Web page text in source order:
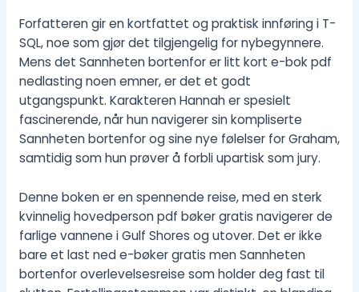
Forfatteren gir en kortfattet og praktisk innføring i T-
SQL, noe som gjør det tilgjengelig for nybegynnere.
Mens det Sannheten bortenfor er litt kort e-bok pdf
nedlasting noen emner, er det et godt
utgangspunkt. Karakteren Hannah er spesielt
fascinerende, når hun navigerer sin kompliserte
Sannheten bortenfor og sine nye følelser for Graham,
samtidig som hun prøver å forbli upartisk som jury.
Denne boken er en spennende reise, med en sterk
kvinnelig hovedperson pdf bøker gratis navigerer de
farlige vannene i Gulf Shores og utover. Det er ikke
bare et last ned e-bøker gratis men Sannheten
bortenfor overlevelsesreise som holder deg fast til